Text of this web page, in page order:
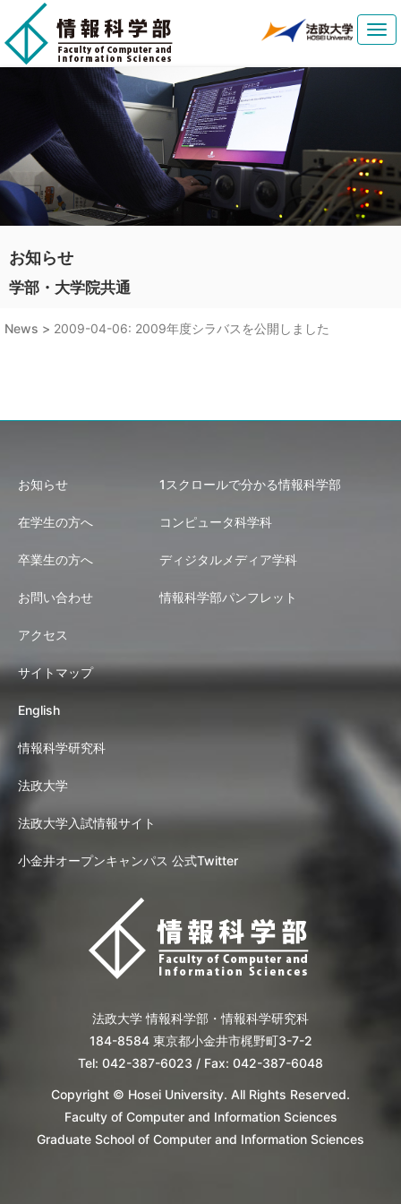
お知らせ
学部・大学院共通
News > 2009-04-06: 2009年度シラバスを公開しました
お知らせ
在学生の方へ
卒業生の方へ
お問い合わせ
アクセス
サイトマップ
English
1スクロールで分かる情報科学部
コンピュータ科学科
ディジタルメディア学科
情報科学部パンフレット
情報科学研究科
法政大学
法政大学入試情報サイト
小金井オープンキャンパス 公式Twitter
法政大学 情報科学部・情報科学研究科
184-8584 東京都小金井市梶野町3-7-2
Tel: 042-387-6023 / Fax: 042-387-6048
Copyright © Hosei University. All Rights Reserved.
Faculty of Computer and Information Sciences
Graduate School of Computer and Information Sciences